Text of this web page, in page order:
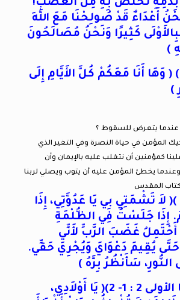
بِدَمِهِ نَخْلُصُ بِهِ مِنَ الْغَضَبِ!
أَعْدَاءٌ قَدْ صُولِحْنَا مَعَ اللهِ
كَثِيرًا وَنَحْنُ مُصَالَحُونَ
)
( متى 28 : 20 ) ( وَهَا أَنَا مَعَكُمْ كُلَّ الأَيَّامِ إِلَى
)
يتعرض للسقوط ؟
المؤمن في حياة النصرة وفي التغير الذي
كمؤمنين أن نتغلب عليه بالإيمان وأن
يخطئ المؤمن عليه أن يتوب ويصلي لربنا
المقدس
( ميخا 7 : 8-9 )( لاَ تَشْمَتِي بِي يَا عَدُوَّتِي، إِذَا
جَلَسْتُ فِي الظُّلْمَةِ
أَحْتَمِلُ غَضَبَ الرَّبِّ لأَنِّي
حَتَّى يُقِيمَ دَعْوَايَ وَيُجْرِيَ حَقِّي.
سَأَنْظُرُ بِرَّهُ )
( رسالة يوحنا الأولى 2 : 1- 2)( يَا أَوْلاَدِي،